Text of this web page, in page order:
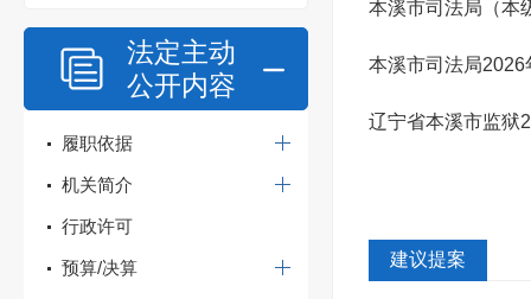
法定主动
公开内容
履职依据
机关简介
行政许可
预算/决算
本溪市司法局（本
本溪市司法局2026
辽宁省本溪市监狱
建议提案